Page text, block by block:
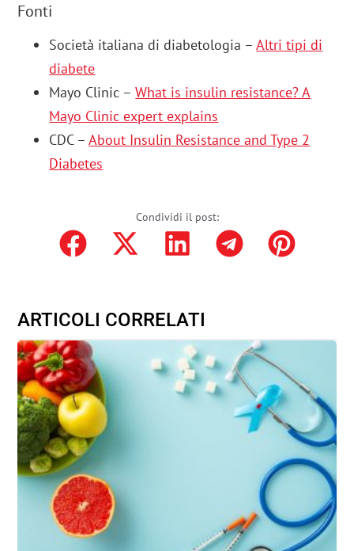
Fonti
Società italiana di diabetologia –Altri tipi di
diabete
Mayo Clinic –What is insulin resistance? A
Mayo Clinic expert explains
CDC –About Insulin Resistance and Type 2
Diabetes
Condividi il post:
ARTICOLI CORRELATI